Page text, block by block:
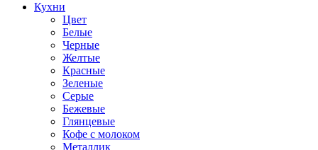
Кухни
Цвет
Белые
Черные
Желтые
Красные
Зеленые
Серые
Бежевые
Глянцевые
Кофе с молоком
Металлик